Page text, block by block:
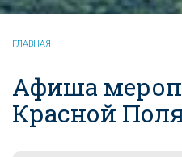
ГЛАВНАЯ
Афиша
Красной